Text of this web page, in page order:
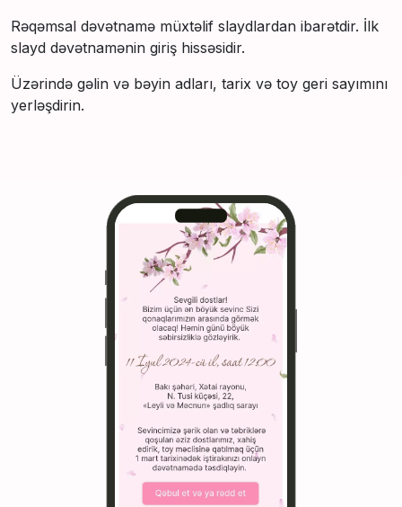
Rəqəmsal dəvətnamə müxtəlif slaydlardan ibarətdir. İlk
slayd dəvətnamənin giriş hissəsidir.
Üzərində gəlin və bəyin adları, tarix və toy geri sayımını
yerləşdirin.